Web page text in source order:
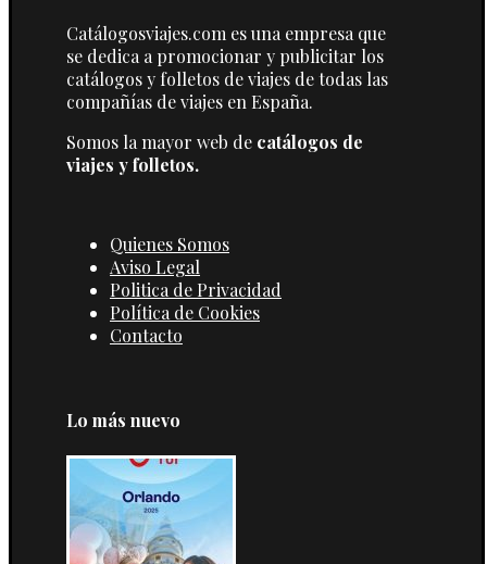
Catálogosviajes.com es una empresa que
se dedica a promocionar y publicitar los
catálogos y folletos de viajes de todas las
compañías de viajes en España.
Somos la mayor web de catálogos de
viajes y folletos.
Quienes Somos
Aviso Legal
Politica de Privacidad
Política de Cookies
Contacto
Lo más nuevo